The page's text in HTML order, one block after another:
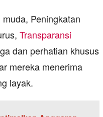
Peningkatan
Transparansi
dan perhatian khusus
mereka menerima
layak.